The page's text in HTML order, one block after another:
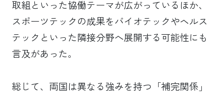
取組といった協働テーマが広がっているほか、
スポーツテックの成果をバイオテックやヘルス
テックといった隣接分野へ展開する可能性にも
言及があった。
総じて、両国は異なる強みを持つ「補完関係」